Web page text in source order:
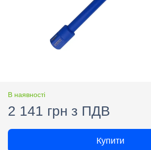
В наявності
2 141 грн з ПДВ
Купити